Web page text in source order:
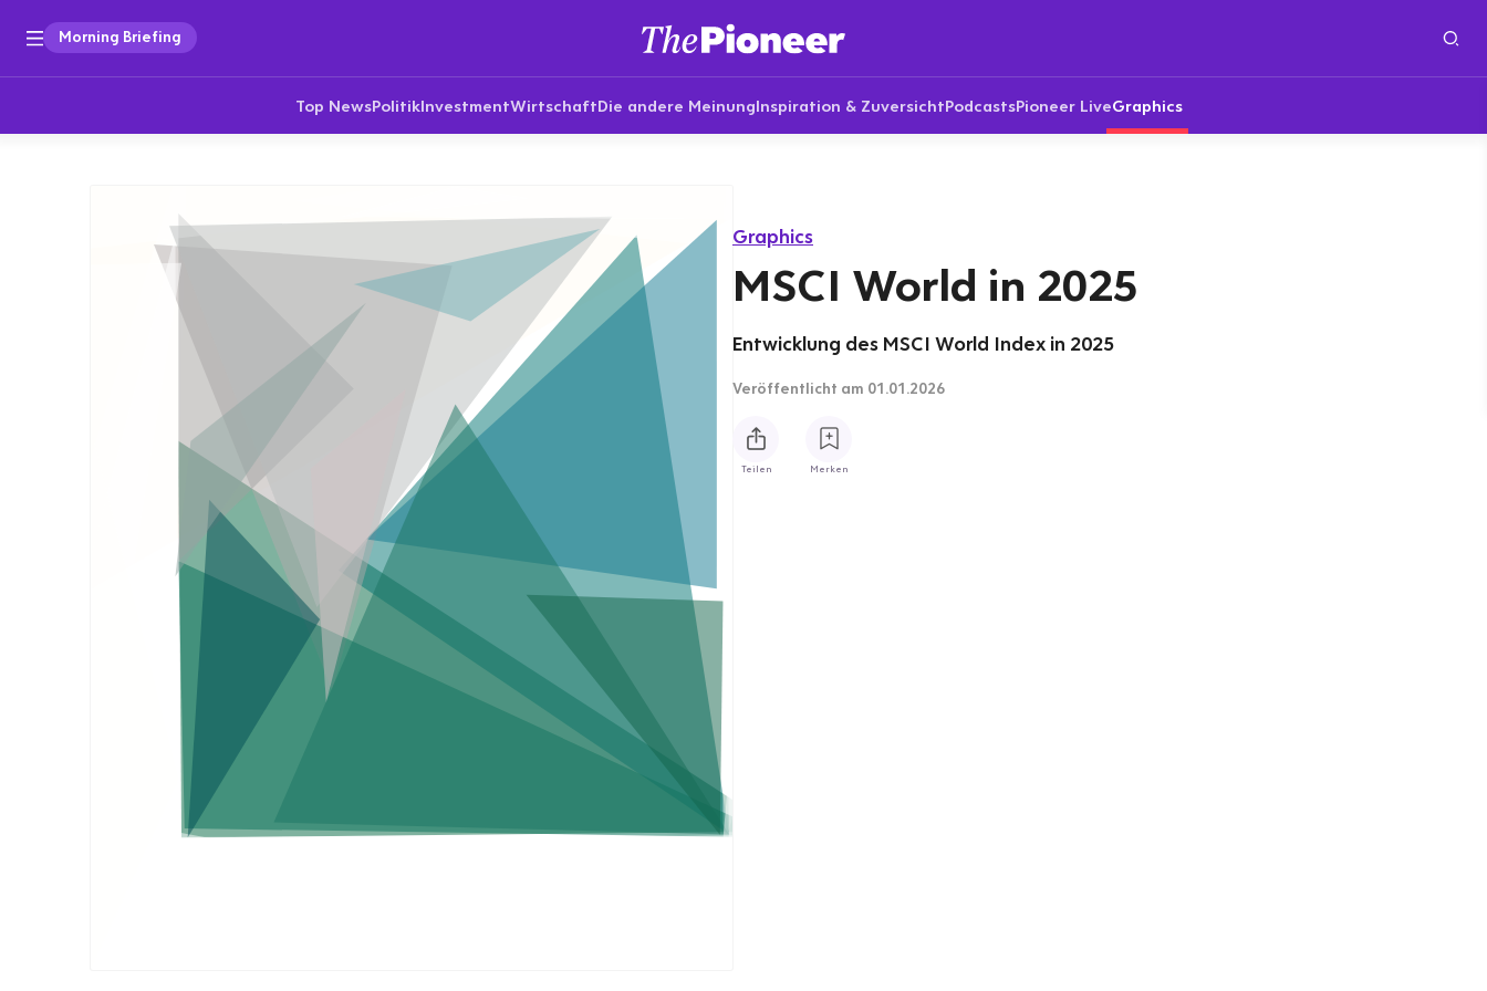
Morning Briefing
Top NewsPolitikInvestmentWirtschaftDie andere MeinungInspiration & ZuversichtPodcastsPioneer LiveGraphics
Graphics
MSCI World in 2025
Entwicklung des MSCI World Index in 2025
Veröffentlicht am 01.01.2026
Teilen Merken